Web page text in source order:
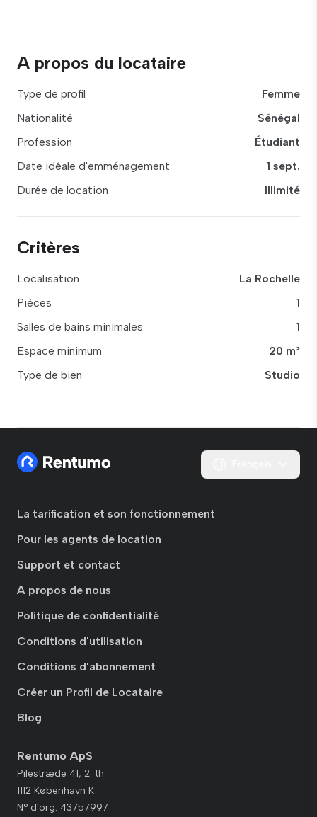
A propos du locataire
Type de profil
Femme
Nationalité
Sénégal
Profession
Étudiant
Date idéale d'emménagement
1 sept.
Durée de location
Illimité
Critères
Localisation
La Rochelle
Pièces
1
Salles de bains minimales
1
Espace minimum
20 m²
Type de bien
Studio
La tarification et son fonctionnement
Pour les agents de location
Support et contact
A propos de nous
Politique de confidentialité
Conditions d'utilisation
Conditions d'abonnement
Créer un Profil de Locataire
Blog
Rentumo ApS
Pilestræde 41, 2. th.
1112 København K
N° d'org. 43757997